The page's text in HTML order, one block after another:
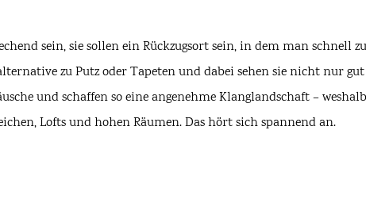
sein, sie sollen ein Rückzugsort sein, in dem man schnell
zu Putz oder Tapeten und dabei sehen sie nicht nur
und schaffen so eine angenehme Klanglandschaft –
Lofts und hohen Räumen. Das hört sich spannend an.